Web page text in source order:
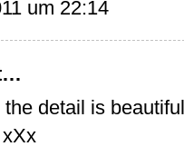
um 22:14
detail is beautiful